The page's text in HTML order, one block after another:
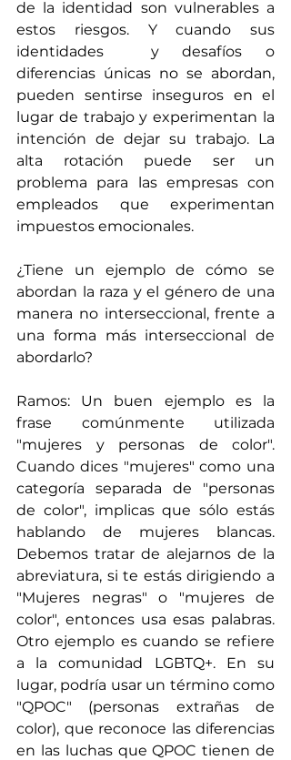
de la identidad son vulnerables a
estos riesgos. Y cuando sus
identidades  y desafíos o
diferencias únicas no se abordan,
pueden sentirse inseguros en el
lugar de trabajo y experimentan la
intención de dejar su trabajo. La
alta rotación puede ser un
problema para las empresas con
empleados que experimentan
impuestos emocionales.
¿Tiene un ejemplo de cómo se
abordan la raza y el género de una
manera no interseccional, frente a
una forma más interseccional de
abordarlo?
Ramos: Un buen ejemplo es la
frase comúnmente utilizada
"mujeres y personas de color".
Cuando dices "mujeres" como una
categoría separada de "personas
de color", implicas que sólo estás
hablando de mujeres blancas.
Debemos tratar de alejarnos de la
abreviatura, si te estás dirigiendo a
"Mujeres negras" o "mujeres de
color", entonces usa esas palabras.
Otro ejemplo es cuando se refiere
a la comunidad LGBTQ+. En su
lugar, podría usar un término como
"QPOC" (personas extrañas de
color), que reconoce las diferencias
en las luchas que QPOC tienen de